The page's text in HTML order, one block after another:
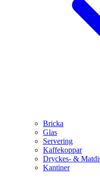
Bricka
Glas
Servering
Kaffekoppar
Dryckes- &
Kantiner